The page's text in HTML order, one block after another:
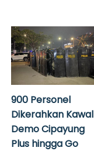
900 Personel
Dikerahkan Kawal
Demo Cipayung
Plus hingga Go